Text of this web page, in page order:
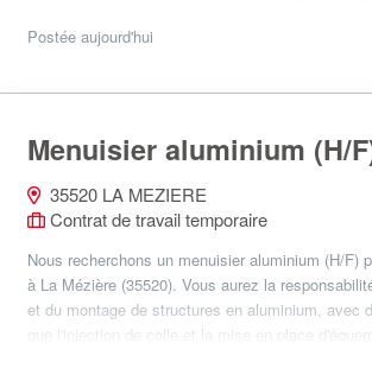
Postée aujourd'hui
Menuisier aluminium (H/
35520 LA MEZIERE
Contrat de travail temporaire
Nous recherchons un menuisier aluminium (H/F)
à La Mézière (35520). Vous aurez la
et du montage de structures en aluminium, avec
que l'injection de colle et la mise en place